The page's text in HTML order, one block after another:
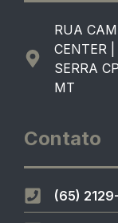
RUA
CENTER
SERRA
MT
Contato
(65)